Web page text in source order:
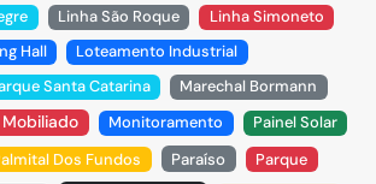
Linha São Roque
Linha Simoneto
Hall
Loteamento Industrial
Santa Catarina
Marechal Bormann
Mobiliado Monitoramento
Painel Solar
Dos Fundos Paraíso
Parque